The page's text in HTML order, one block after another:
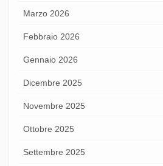
Marzo 2026
Febbraio 2026
Gennaio 2026
Dicembre 2025
Novembre 2025
Ottobre 2025
Settembre 2025